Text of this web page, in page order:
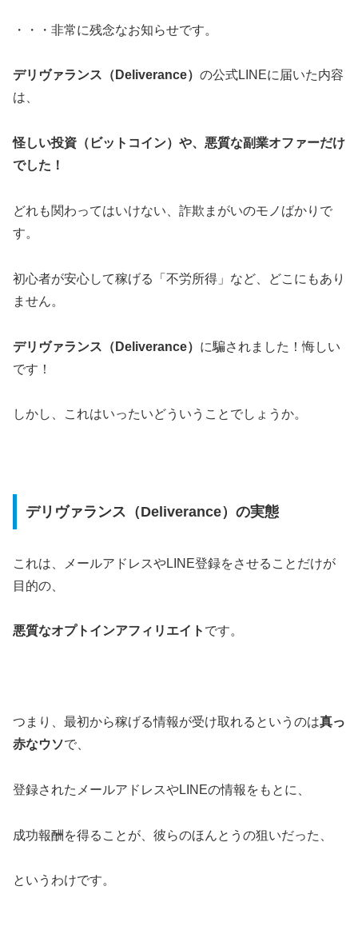
・・・非常に残念なお知らせです。
デリヴァランス（Deliverance） の公式LINEに届いた内容
は、
怪しい投資（ビットコイン）や、悪質な副業オファーだけ
でした！
どれも関わってはいけない、詐欺まがいのモノばかりで
す。
初心者が安心して稼げる「不労所得」など、どこにもあり
ません。
デリヴァランス（Deliverance） に騙されました！悔しい
です！
しかし、これはいったいどういうことでしょうか。
デリヴァランス（Deliverance）の実態
これは、メールアドレスやLINE登録をさせることだけが
目的の、
悪質なオプトインアフィリエイト です。
つまり、最初から稼げる情報が受け取れるというのは真っ
赤なウソで、
登録されたメールアドレスやLINEの情報をもとに、
成功報酬を得ることが、彼らのほんとうの狙いだった、
というわけです。